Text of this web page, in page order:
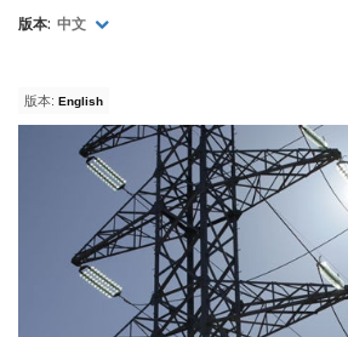
版本: 中文
版本: English